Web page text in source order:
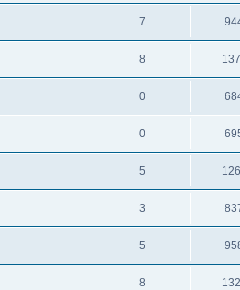
7
8
0
0
5
3
5
8